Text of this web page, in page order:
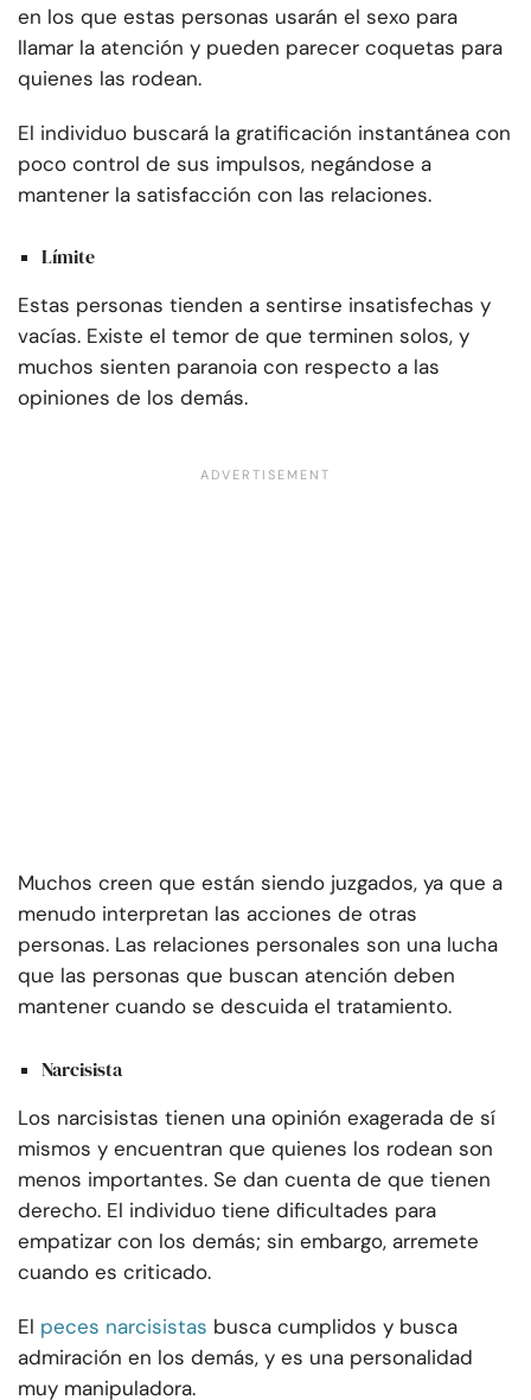
en los que estas personas usarán el sexo para
llamar la atención y pueden parecer coquetas para
quienes las rodean.
El individuo buscará la gratificación instantánea con
poco control de sus impulsos, negándose a
mantener la satisfacción con las relaciones.
Límite
Estas personas tienden a sentirse insatisfechas y
vacías. Existe el temor de que terminen solos, y
muchos sienten paranoia con respecto a las
opiniones de los demás.
Muchos creen que están siendo juzgados, ya que a
menudo interpretan las acciones de otras
personas. Las relaciones personales son una lucha
que las personas que buscan atención deben
mantener cuando se descuida el tratamiento.
Narcisista
Los narcisistas tienen una opinión exagerada de sí
mismos y encuentran que quienes los rodean son
menos importantes. Se dan cuenta de que tienen
derecho. El individuo tiene dificultades para
empatizar con los demás; sin embargo, arremete
cuando es criticado.
El peces narcisistas busca cumplidos y busca
admiración en los demás, y es una personalidad
muy manipuladora.